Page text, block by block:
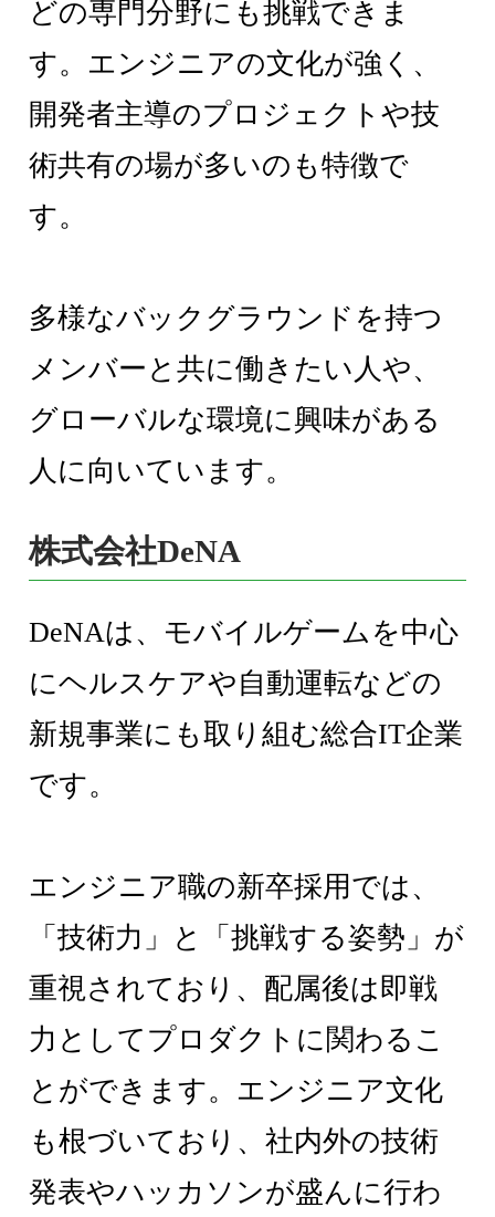
どの専門分野にも挑戦できま
す。エンジニアの文化が強く、
開発者主導のプロジェクトや技
術共有の場が多いのも特徴で
す。
多様なバックグラウンドを持つ
メンバーと共に働きたい人や、
グローバルな環境に興味がある
人に向いています。
株式会社DeNA
DeNAは、モバイルゲームを中心
にヘルスケアや自動運転などの
新規事業にも取り組む総合IT企業
です。
エンジニア職の新卒採用では、
「技術力」と「挑戦する姿勢」が
重視されており、配属後は即戦
力としてプロダクトに関わるこ
とができます。エンジニア文化
も根づいており、社内外の技術
発表やハッカソンが盛んに行わ